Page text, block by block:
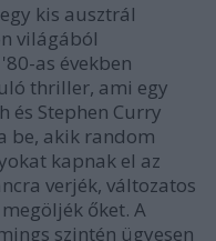
kis ausztrál
világából
as években
thriller, ami egy
és Stephen Curry
be, akik random
kapnak el az
verjék, változatos
őket. A
szintén ügyesen